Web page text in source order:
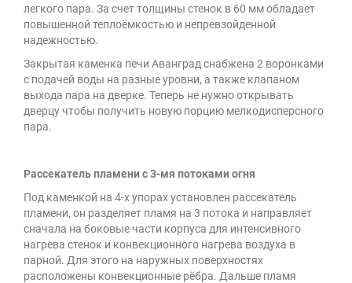
легкого пара. За счет толщины стенок в 60 мм обладает
повышенной теплоёмкостью и непревзойденной
надежностью.
Закрытая каменка печи Аванград снабжена 2 воронками
с подачей воды на разные уровни, а также клапаном
выхода пара на дверке. Теперь не нужно открывать
дверцу чтобы получить новую порцию мелкодисперсного
пара.
Рассекатель пламени с 3-мя потоками огня
Под каменкой на 4-х упорах установлен рассекатель
пламени, он разделяет пламя на 3 потока и направляет
сначала на боковые части корпуса для интенсивного
нагрева стенок и конвекционного нагрева воздуха в
парной. Для этого на наружных поверхностях
расположены конвекционные рёбра. Дальше пламя